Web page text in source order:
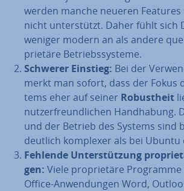
werden manche neueren
nicht un­ter­stützt. Daher fühlt sich
weniger modern an als andere
prie­tä­re Be­triebs­sys­te­me.
Schwerer Einstieg: Bei der
merkt man sofort, dass der Fokus
tems eher auf seiner Ro­bust­heit
nut­zer­freund­li­chen Hand­ha­bung.
und der Betrieb des Systems sind
deutlich komplexer als bei Ubuntu
Fehlende Un­ter­stüt­zung
gen: Viele pro­prie­tä­re
Office-An­wen­dun­gen Word,